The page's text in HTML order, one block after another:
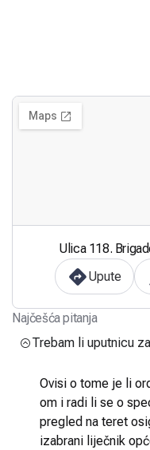
Ulica 118.
Upute
Najčešća pitanja
Trebam li uputnicu
Ovisi o tome je li
om i radi li se o
pregled na teret
izabrani liječnik